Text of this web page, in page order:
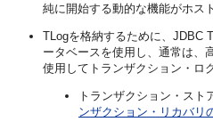
純に開始する動的な機能がホス
TLogを格納するために、JDBC
ータベースを使用し、通常は、
使用してトランザクション・ロ
トランザクション・ス
ンザクション・リカバリ